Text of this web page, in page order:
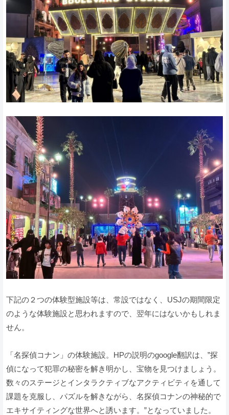
下記の２つの体験型施設等は、常設ではなく、USJの期間限定
のような体験施設と思われますので、翌年にはないかもしれま
せん。
「名探偵コナン」の体験施設。HPの説明のgoogle翻訳は、”探
偵になって犯罪の秘密を解き明かし、宝物を見つけましょう。
数々のステージとインタラクティブなアクティビティを通して
課題を克服し、パズルを解きながら、名探偵コナンの神秘的で
エキサイティングな世界へと誘います。”となっていました。